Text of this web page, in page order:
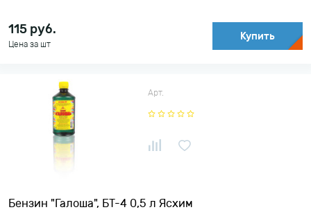
115 руб.
Цена за шт
Купить
Бензин "Галоша", БТ-4 0,5 л Ясхим
Арт.